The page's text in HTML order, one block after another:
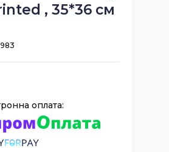
, 35*36 см